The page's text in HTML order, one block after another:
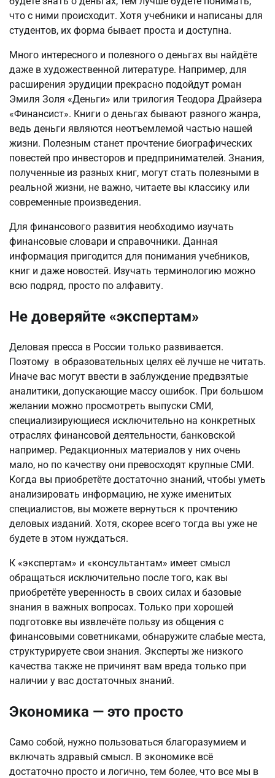
что с ними происходит. Хотя учебники и написаны для
студентов, их форма бывает проста и доступна.
Много интересного и полезного о деньгах вы найдёте
даже в художественной литературе. Например, для
расширения эрудиции прекрасно подойдут роман
Эмиля Золя «Деньги» или трилогия Теодора Драйзера
«Финансист». Книги о деньгах бывают разного жанра,
ведь деньги являются неотъемлемой частью нашей
жизни. Полезным станет прочтение биографических
повестей про инвесторов и предпринимателей. Знания,
полученные из разных книг, могут стать полезными в
реальной жизни, не важно, читаете вы классику или
современные произведения.
Для финансового развития необходимо изучать
финансовые словари и справочники. Данная
информация пригодится для понимания учебников,
книг и даже новостей. Изучать терминологию можно
всю подряд, просто по алфавиту.
Не доверяйте «экспертам»
Деловая пресса в России только развивается.
Поэтому в образовательных целях её лучше не читать.
Иначе вас могут ввести в заблуждение предвзятые
аналитики, допускающие массу ошибок. При большом
желании можно просмотреть выпуски СМИ,
специализирующиеся исключительно на конкретных
отраслях финансовой деятельности, банковской
например. Редакционных материалов у них очень
мало, но по качеству они превосходят крупные СМИ.
Когда вы приобретёте достаточно знаний, чтобы уметь
анализировать информацию, не хуже именитых
специалистов, вы можете вернуться к прочтению
деловых изданий. Хотя, скорее всего тогда вы уже не
будете в этом нуждаться.
К «экспертам» и «консультантам» имеет смысл
обращаться исключительно после того, как вы
приобретёте уверенность в своих силах и базовые
знания в важных вопросах. Только при хорошей
подготовке вы извлечёте пользу из общения с
финансовыми советниками, обнаружите слабые места,
структурируете свои знания. Эксперты же низкого
качества также не причинят вам вреда только при
наличии у вас достаточных знаний.
Экономика — это просто
Само собой, нужно пользоваться благоразумием и
включать здравый смысл. В экономике всё
достаточно просто и логично, тем более, что все мы в